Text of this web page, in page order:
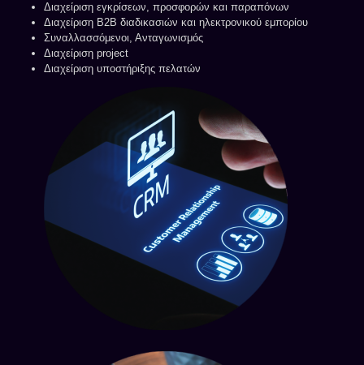
Διαχείριση εγκρίσεων, προσφορών και παραπόνων
Διαχείριση Β2Β διαδικασιών και ηλεκτρονικού εμπορίου
Συναλλασσόμενοι, Ανταγωνισμός
Διαχείριση project
Διαχείριση υποστήριξης πελατών